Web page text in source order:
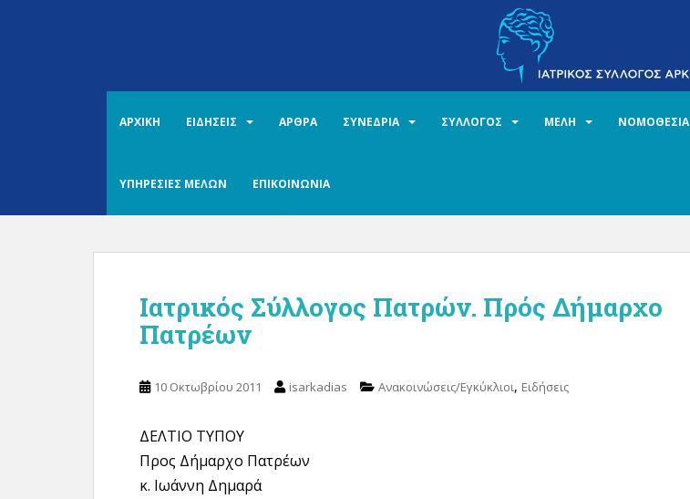
c
ΑΡΧΙΚΗ ΕΙΔΗΣΕΙΣ ΑΡΘΡΑ ΣΥΝΕΔΡΙΑ ΣΥΛΛΟΓΟΣ ΜΕΛΗ ΝΟΜΟΘΕΣΙΑ
ΥΠΗΡΕΣΙΕΣ ΜΕΛΩΝ ΕΠΙΚΟΙΝΩΝΙΑ
Ιατρικός Σύλλογος Πατρών. Πρός Δήμαρχο
Πατρέων
10 Οκτωβρίου 2011 isarkadias Ανακοινώσεις/Εγκύκλιοι, Ειδήσεις
ΔΕΛΤΙΟ ΤΥΠΟΥ
Προς Δήμαρχο Πατρέων
κ. Ιωάννη Δημαρά